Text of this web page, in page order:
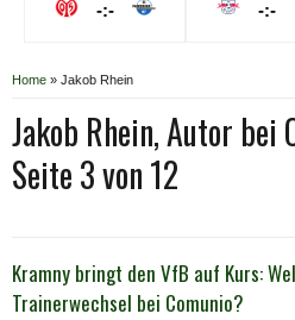
-:- -:-
Home » Jakob Rhein
Jakob Rhein, Autor bei
Seite 3 von 12
Kramny bringt den VfB auf Kurs:
Trainerwechsel bei Comunio?